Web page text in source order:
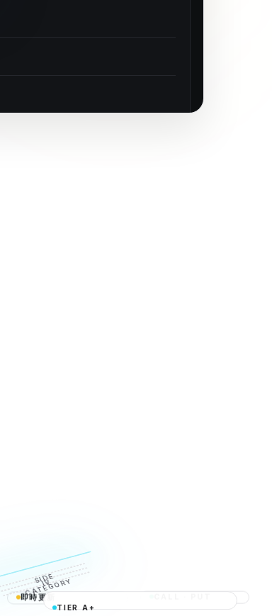
即時更新 CALL · PUT
SIDE
IV
CATEGORY
TIER A+